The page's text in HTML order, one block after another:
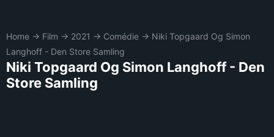
Home → Film → 2021 → Comédie → Niki Topgaard Og Simon
Langhoff - Den Store Samling
Niki Topgaard Og Simon Langhoff - Den
Store Samling